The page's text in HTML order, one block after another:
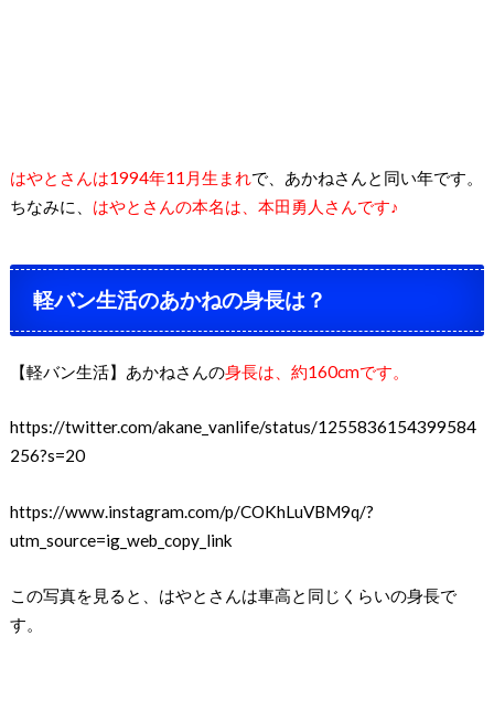
はやとさんは1994年11月生まれで、あかねさんと同い年です。
ちなみに、 はやとさんの本名は、本田勇人さんです♪
軽バン生活のあかねの身長は？
【軽バン生活】あかねさんの身長は、約160cmです。
https://twitter.com/akane_vanlife/status/1255836154399584
256?s=20
https://www.instagram.com/p/COKhLuVBM9q/?
utm_source=ig_web_copy_link
この写真を見ると、はやとさんは車高と同じくらいの身長で
す。